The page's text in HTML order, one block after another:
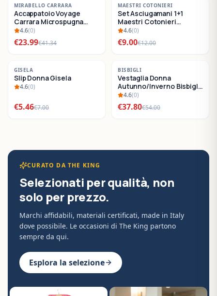
-42%
SALDI
MIRABELLO CARRARA
Accappatoio Voyage
Carrara Microspugna
Cotone
4.6(0)
€23.99€41.34
-25%
SALDI
MAESTRI COTONIERI
Set Asciugamani 1+1
Maestri Cotonieri
Eternity Spugna di
Cotone
4.6(0)
€9.00€12.00
-22 %
SALDI
GISELA
Slip Donna Gisela
4.6(0)
€5.46€7.00
-30 %
SALDI
BISBIGLI
Vestaglia Donna
Autunno/Inverno Bisbigli
BO288632
4.6(0)
€37.80€54.00
CURATO DA THE KING
Selezionati per qualità, non
solo per prezzo.
Marchi affidabili, materiali certificati, made in Italy
dove possibile. Le occasioni di The King partono
sempre da qui.
Esplora la selezione